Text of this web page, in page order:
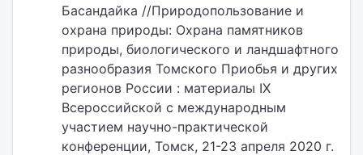
Басандайка //Природопользование и
охрана природы: Охрана памятников
природы, биологического и ландшафтного
разнообразия Томского Приобья и других
регионов России : материалы IX
Всероссийской с международным
участием научно-практической
конференции, Томск, 21-23 апреля 2020 г.